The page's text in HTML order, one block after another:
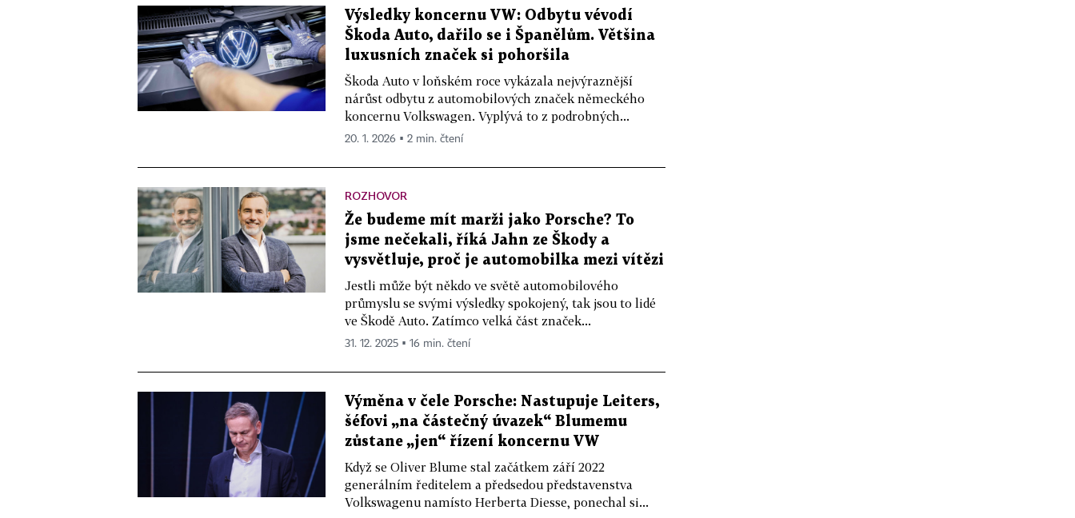
Výsledky koncernu VW: Odbytu vévodí
Škoda Auto, dařilo se i Španělům. Většina
luxusních značek si pohoršila
Škoda Auto v loňském roce vykázala nejvýraznější
nárůst odbytu z automobilových značek německého
koncernu Volkswagen. Vyplývá to z podrobných...
20. 1. 2026 ▪ 2 min. čtení
ROZHOVOR
Že budeme mít marži jako Porsche? To
jsme nečekali, říká Jahn ze Škody a
vysvětluje, proč je automobilka mezi vítězi
Jestli může být někdo ve světě automobilového
průmyslu se svými výsledky spokojený, tak jsou to lidé
ve Škodě Auto. Zatímco velká část značek...
31. 12. 2025 ▪ 16 min. čtení
Výměna v čele Porsche: Nastupuje Leiters,
šéfovi „na částečný úvazek“ Blumemu
zůstane „jen“ řízení koncernu VW
Když se Oliver Blume stal začátkem září 2022
generálním ředitelem a předsedou představenstva
Volkswagenu namísto Herberta Diesse, ponechal si...